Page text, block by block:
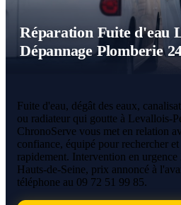
Réparation Fuite d'eau
Dépannage Plomberie
Fuite d'eau, dégât des eaux,
ou radiateur qui goutte à Levallois-
ChronoServe vous met en relation
confiance, équipé pour rechercher
rapidement. Intervention en
Hauts-de-Seine, prix annoncé à
téléphone au 09 72 51 99 85.